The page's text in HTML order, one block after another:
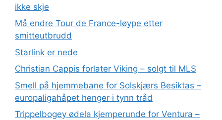
ikke skje
Må endre Tour de France-løype etter
smitteutbrudd
Starlink er nede
Christian Cappis forlater Viking – solgt til MLS
Smell på hjemmebane for Solskjærs Besiktas –
europaligahåpet henger i tynn tråd
Trippelbogey ødela kjemperunde for Ventura –